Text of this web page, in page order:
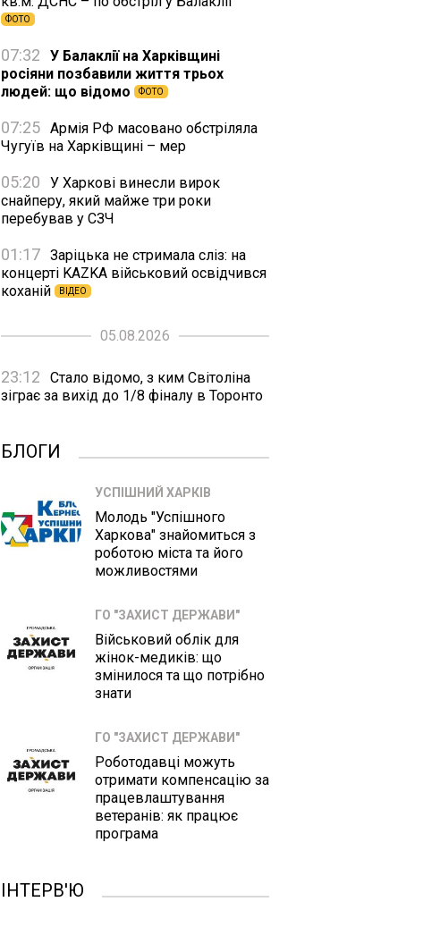
ФОТО
07:32
У Балаклії на Харківщині
росіяни позбавили життя трьох
людей: що відомо
ФОТО
07:25 Армія РФ масовано обстріляла
Чугуїв на Харківщині – мер
05:20
У Харкові винесли вирок
снайперу, який майже три роки
перебував у СЗЧ
01:17 Заріцька не стримала сліз: на
концерті KAZKA військовий освідчився
коханій
ВІДЕО
05.08.2026
23:12
Стало відомо, з ким Світоліна
зіграє за вихід до 1/8 фіналу в Торонто
БЛОГИ
УСПІШНИЙ ХАРКІВ
Молодь "Успішного
Харкова" знайомиться з
роботою міста та його
можливостями
ГО "ЗАХИСТ ДЕРЖАВИ"
Військовий облік для
жінок-медиків: що
змінилося та що потрібно
знати
ГО "ЗАХИСТ ДЕРЖАВИ"
Роботодавці можуть
отримати компенсацію за
працевлаштування
ветеранів: як працює
програма
ІНТЕРВ'Ю